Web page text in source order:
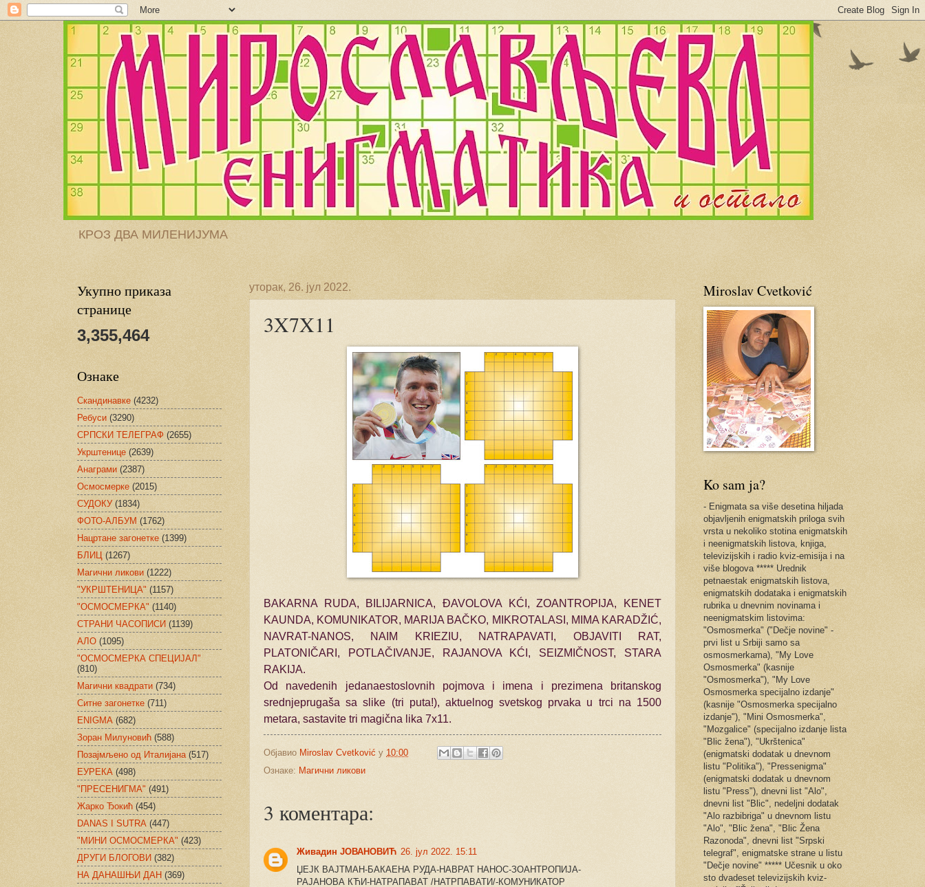
КРОЗ ДВА МИЛЕНИЈУМА
уторак, 26. јул 2022.
3X7X11
BAKARNA RUDA, BILIJARNICA, ĐAVOLOVA KĆI, ZOANTROPIJA, KENET
KAUNDA, KOMUNIKATOR, MARIJA BAČKO, MIKROTALASI, MIMA KARADŽIĆ,
NAVRAT-NANOS, NAIM KRIEZIU, NATRАPAVATI, OBJAVITI RAT,
PLATONIČARI, POTLAČIVANJE, RAJANOVA KĆI, SEIZMIČNOST, STARA
RAKIJA.
Od navedenih jedanaestoslovnih pojmova i imena i prezimena britanskog
srednjeprugaša sa slike (tri puta!), aktuelnog svetskog prvaka u trci na 1500
metara, sastavite tri magična lika 7x11.
Објавио Miroslav Cvetković у 10:00
Ознаке: Магични ликови
3 коментара:
Живадин ЈОВАНОВИЋ 26. јул 2022. 15:11
ЏЕЈК ВАЈТМАН-БАКАЕНА РУДА-НАВРАТ НАНОС-ЗОАНТРОПИЈА-
РАЈАНОВА КЋИ-НАТРАПАВАТ /НАТРПАВАТИ/-КОМУНИКАТОР
Укупно приказа
странице
3,355,464
Ознаке
Скандинавке (4232)
Ребуси (3290)
СРПСКИ ТЕЛЕГРАФ (2655)
Укрштенице (2639)
Анаграми (2387)
Осмосмерке (2015)
СУДОКУ (1834)
ФОТО-АЛБУМ (1762)
Нацртане загонетке (1399)
БЛИЦ (1267)
Магични ликови (1222)
"УКРШТЕНИЦА" (1157)
"ОСМОСМЕРКА" (1140)
СТРАНИ ЧАСОПИСИ (1139)
АЛО (1095)
"ОСМОСМЕРКА СПЕЦИЈАЛ"
(810)
Магични квадрати (734)
Ситне загонетке (711)
ENIGMA (682)
Зоран Милуновић (588)
Позајмљено од Италијана (517)
ЕУРЕКА (498)
"ПРЕСЕНИГМА" (491)
Жарко Ђокић (454)
DANAS I SUTRA (447)
"МИНИ ОСМОСМЕРКА" (423)
ДРУГИ БЛОГОВИ (382)
НА ДАНАШЊИ ДАН (369)
Miroslav Cvetković
Ko sam ja?
- Enigmata sa više desetina hiljada
objavljenih enigmatskih priloga svih
vrsta u nekoliko stotina enigmatskih
i neenigmatskih listova, knjiga,
televizijskih i radio kviz-emisija i na
više blogova ***** Urednik
petnaestak enigmatskih listova,
enigmatskih dodataka i enigmatskih
rubrika u dnevnim novinama i
neenigmatskim listovima:
"Osmosmerka" ("Dečje novine" -
prvi list u Srbiji samo sa
osmosmerkama), "My Love
Osmosmerka" (kasnije
"Osmosmerka"), "My Love
Osmosmerka specijalno izdanje"
(kasnije "Osmosmerka specijalno
izdanje"), "Mini Osmosmerka",
"Mozgalice" (specijalno izdanje lista
"Blic žena"), "Ukrštenica"
(enigmatski dodatak u dnevnom
listu "Politika"), "Pressenigma"
(enigmatski dodatak u dnevnom
listu "Press"), dnevni list "Alo",
dnevni list "Blic", nedeljni dodatak
"Alo razbibriga" u dnevnom listu
"Alo", "Blic žena", "Blic Žena
Razonoda", dnevni list "Srpski
telegraf", enigmatske strane u listu
"Dečje novine" ***** Učesnik u oko
sto dvadeset televizijskih kviz-